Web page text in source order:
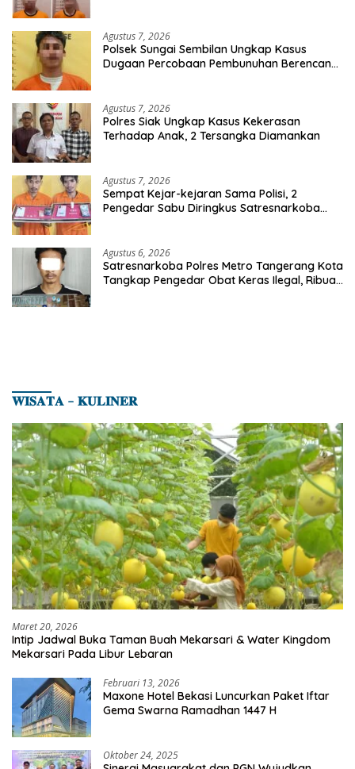
Agustus 7, 2026
Polsek Sungai Sembilan Ungkap Kasus
Dugaan Percobaan Pembunuhan Berencana,
Agustus 7, 2026
Polres Siak Ungkap Kasus Kekerasan
Terhadap Anak, 2 Tersangka Diamankan
Agustus 7, 2026
Sempat Kejar-kejaran Sama Polisi, 2
Pengedar Sabu Diringkus Satresnarkoba
Agustus 6, 2026
Satresnarkoba Polres Metro Tangerang Kota
Tangkap Pengedar Obat Keras Ilegal, Ribuan
𝐖𝐈𝐒𝐀𝐓𝐀 – 𝐊𝐔𝐋𝐈𝐍𝐄𝐑
Maret 20, 2026
Intip Jadwal Buka Taman Buah Mekarsari & Water Kingdom
Mekarsari Pada Libur Lebaran
Februari 13, 2026
Maxone Hotel Bekasi Luncurkan Paket Iftar
Gema Swarna Ramadhan 1447 H
Oktober 24, 2025